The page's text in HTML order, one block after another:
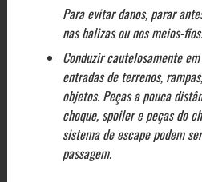
Para evitar danos, parar
nas balizas ou nos meios-fios.
Conduzir cautelosamente
entradas de terrenos,
objetos. Peças a pouca
choque, spoiler e peças do
sistema de escape podem
passagem.